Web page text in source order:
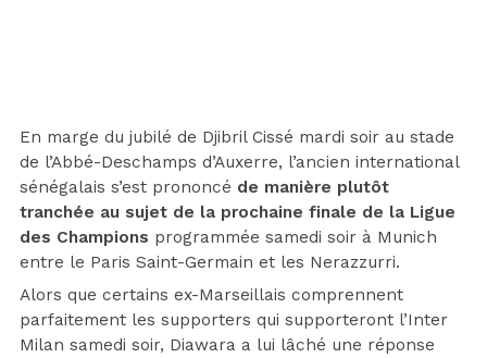
En marge du jubilé de Djibril Cissé mardi soir au stade
de l’Abbé-Deschamps d’Auxerre, l’ancien international
sénégalais s’est prononcé de manière plutôt
tranchée au sujet de la prochaine finale de la Ligue
des Champions programmée samedi soir à Munich
entre le Paris Saint-Germain et les Nerazzurri.
Alors que certains ex-Marseillais comprennent
parfaitement les supporters qui supporteront l’Inter
Milan samedi soir, Diawara a lui lâché une réponse